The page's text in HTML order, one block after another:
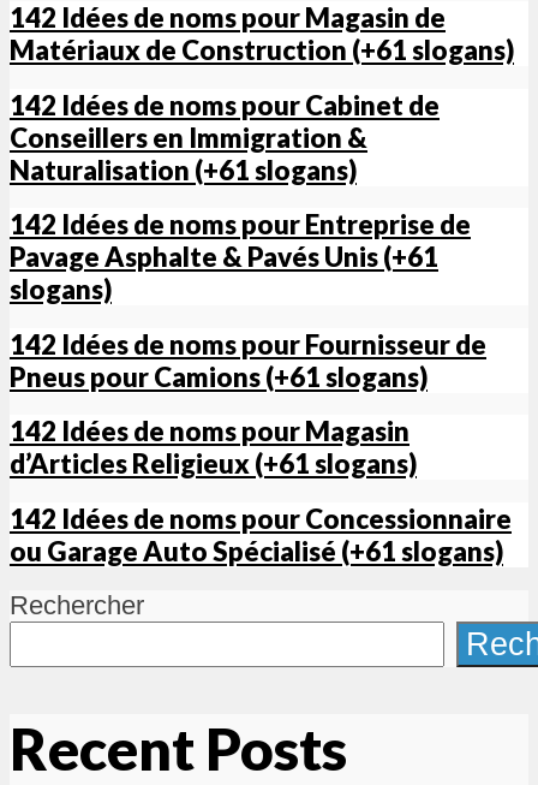
142 Idées de noms pour Magasin de
Matériaux de Construction (+61 slogans)
142 Idées de noms pour Cabinet de
Conseillers en Immigration &
Naturalisation (+61 slogans)
142 Idées de noms pour Entreprise de
Pavage Asphalte & Pavés Unis (+61
slogans)
142 Idées de noms pour Fournisseur de
Pneus pour Camions (+61 slogans)
142 Idées de noms pour Magasin
d’Articles Religieux (+61 slogans)
142 Idées de noms pour Concessionnaire
ou Garage Auto Spécialisé (+61 slogans)
Rechercher
Recent Posts